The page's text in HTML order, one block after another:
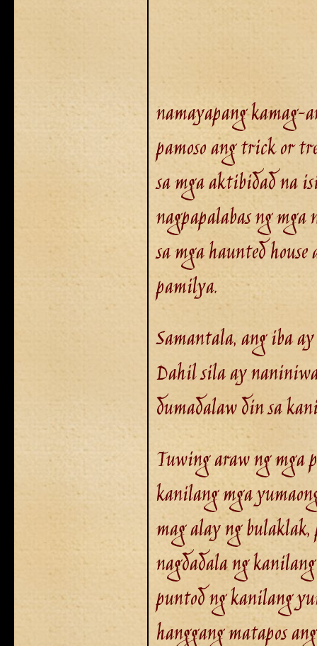
namayapang kamag-
pamoso ang trick or
sa mga aktibidad na
nagpapalabas ng
sa mga haunted
pamilya.
Samantala, ang iba
Dahil sila ay
dumadalaw din sa
Tuwing araw ng mga
kanilang mga
mag alay ng
nagdadala ng
puntod ng kanilang
hanggang matapos